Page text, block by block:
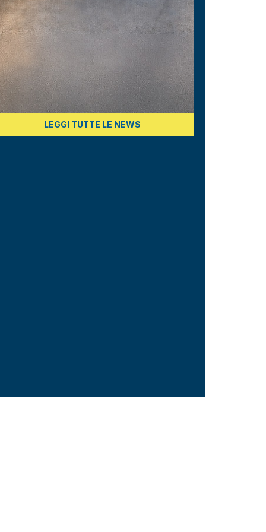
LEGGI TUTTE LE NEWS